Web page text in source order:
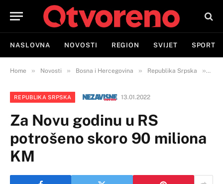
NASLOVNA NOVOSTI REGION SVIJET SPORT
Home » Novosti » Bosna i Hercegovina » Republika Srpska »
REPUBLIKA SRPSKA 13.01.2022
Za Novu godinu u RS
potrošeno skoro 90 miliona
KM